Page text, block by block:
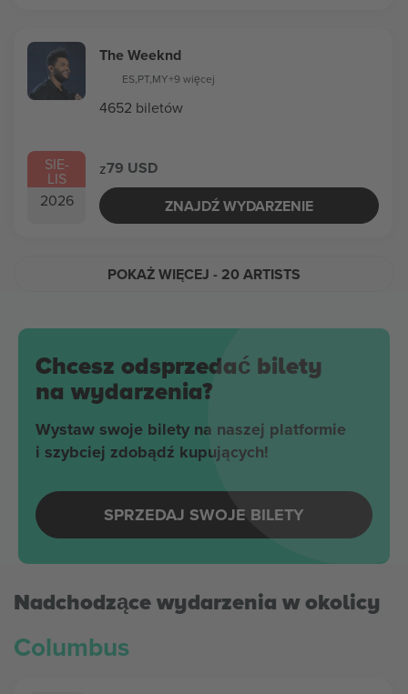
SIE-
LIS
2026
The Weeknd
ES,PT,MY+9 więcej
4652 biletów
z79 USD
ZNAJDŹ WYDARZENIE
POKAŻ WIĘCEJ - 20 ARTISTS
Chcesz odsprzedać bilety
na wydarzenia?
Wystaw swoje bilety na naszej platformie
i szybciej zdobądź kupujących!
SPRZEDAJ SWOJE BILETY
Nadchodzące wydarzenia w okolicy
Columbus